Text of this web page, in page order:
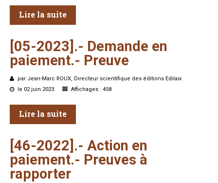
Lire la suite
[05-2023].- Demande en
paiement.- Preuve
par Jean-Marc ROUX, Directeur scientifique des éditions Edilaix
le 02 juin 2023
Affichages : 458
Lire la suite
[46-2022].- Action en
paiement.- Preuves à
rapporter